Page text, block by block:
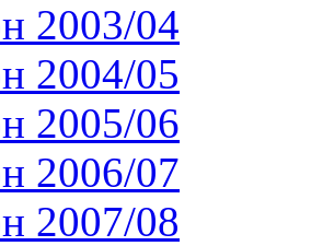
2003/04
2004/05
2005/06
2006/07
2007/08